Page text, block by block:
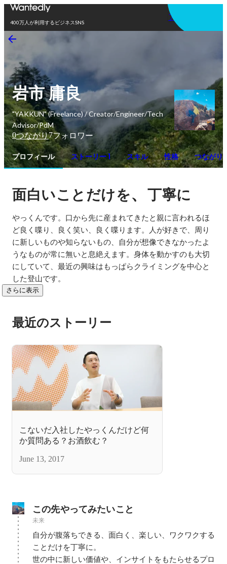
400万人が利用するビジネスSNS
アプリを使う
岩市 庸良
"YAKKUN" (Freelance) / Creator/Engineer/Tech
Advisor/PdM
0つながり7フォロワー
プロフィール ストーリー 1 スキル 性格 つながり
面白いことだけを、丁寧に
やっくんです。口から先に産まれてきたと親に言われるほ
ど良く喋り、良く笑い、良く喋ります。人が好きで、周り
に新しいものや知らないもの、自分が想像できなかったよ
うなものが常に無いと息絶えます。身体を動かすのも大切
にしていて、最近の興味はもっぱらクライミングを中心と
した登山です。
さらに表示
最近のストーリー
こないだ入社したやっくんだけど何
か質問ある？お酒飲む？
June 13, 2017
この先やってみたいこと
未来
自分が腹落ちできる、面白く、楽しい、ワクワクする
ことだけを丁寧に。
世の中に新しい価値や、インサイトをもたらせるプロ